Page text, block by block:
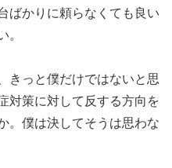
ばかりに頼らなくても良い
。
きっと僕だけではないと思
対策に対して反する方向を
。僕は決してそうは思わな